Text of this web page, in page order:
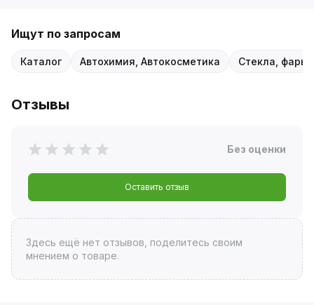
Ищут по запросам
Каталог Автохимия, Автокосметика Стекла, фары,
Отзывы
Без оценки
Оставить отзыв
Здесь ещё нет отзывов, поделитесь своим
мнением о товаре.